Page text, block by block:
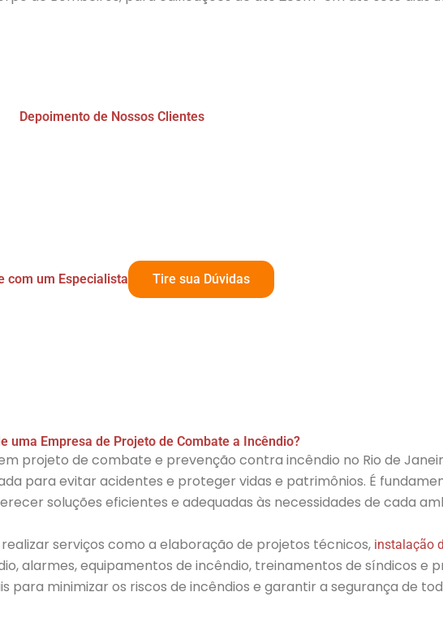
Depoimento de Nossos Clientes
com um Especialista Tire sua Dúvidas
uma Empresa de Projeto de Combate a Incêndio?
projeto de combate e prevenção contra incêndio no Rio de
para evitar acidentes e proteger vidas e patrimônios. É
soluções eficientes e adequadas às necessidades de cada
serviços como a elaboração de projetos técnicos, instalação
alarmes, equipamentos de incêndio, treinamentos de síndicos e
para minimizar os riscos de incêndios e garantir a segurança de